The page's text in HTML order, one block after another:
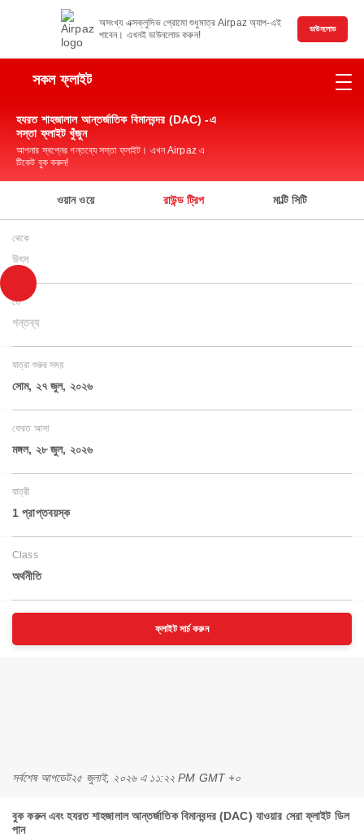
অসংখ্য এক্সক্লুসিভ প্রোমো শুধুমাত্র Airpaz অ্যাপ-এই
পাবেন। এখনই ডাউনলোড করুন!
ডাউনলোড
সকল ফ্লাইট
হযরত শাহজালাল আন্তর্জাতিক বিমানবন্দর (DAC) -এ
সস্তা ফ্লাইট খুঁজুন
আপনার স্বপ্নের গন্তব্যে সস্তা ফ্লাইট। এখন Airpaz এ
টিকেট বুক করুন!
ওয়ান ওয়ে রাউন্ড ট্রিপ মাল্টি সিটি
থেকে
উৎস
তে
গন্তব্য
যাত্রা শুরুর সময়
সোম, ২৭ জুল, ২০২৬
ফেরত আসা
মঙ্গল, ২৮ জুল, ২০২৬
যাত্রী
1 প্রাপ্তবয়স্ক
Class
অর্থনীতি
ফ্লাইট সার্চ করুন
সর্বশেষ আপডেট২৫ জুলাই, ২০২৬ এ ১১:২২ PM GMT +০
বুক করুন এবং হযরত শাহজালাল আন্তর্জাতিক বিমানবন্দর (DAC) যাওয়ার সেরা ফ্লাইট ডিল
পান